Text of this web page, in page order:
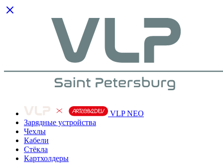
VLP NEO
Зарядные устройства
Чехлы
Кабели
Cтёкла
Картхолдеры